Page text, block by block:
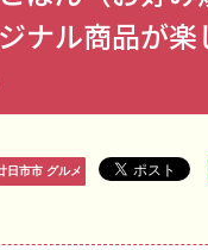
ナル商品が楽
日市市 グルメ